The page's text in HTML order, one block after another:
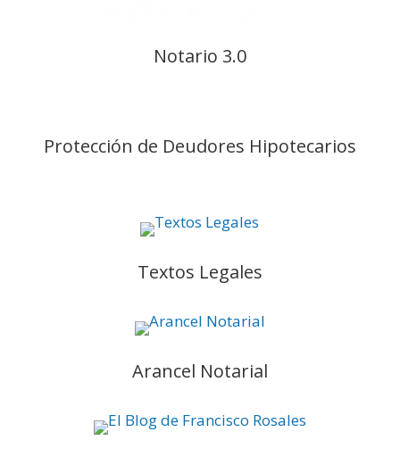
Notario 3.0
Protección de Deudores Hipotecarios
Textos Legales
Arancel Notarial